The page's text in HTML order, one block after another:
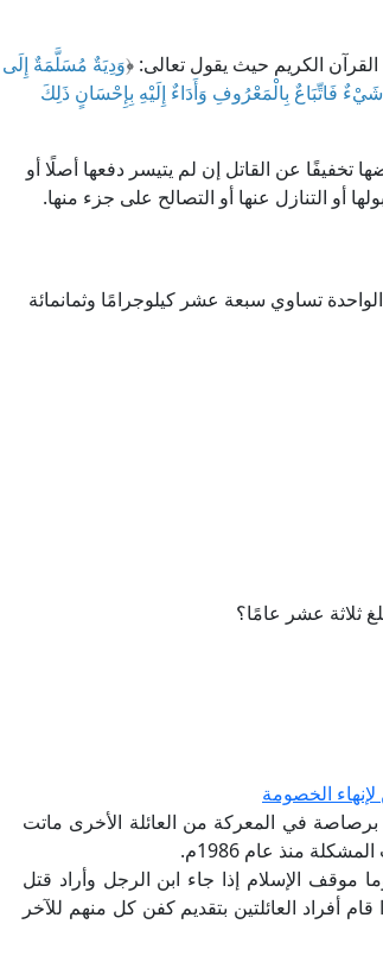
الكريم حيث يقول تعالى: ﴿وَدِيَةٌ مُسَلَّمَةٌ إِلَى
فَاتِّبَاعٌ بِالْمَعْرُوفِ وَأَدَاءٌ إِلَيْهِ بِإِحْسَانٍ ذَلِكَ
تخفيفًا عن القاتل إن لم يتيسر دفعها أصلًا أو
أو التنازل عنها أو التصالح على جزء منها.
تساوي سبعة عشر كيلوجرامًا وثمانمائة
ثلاثة عشر عامًا؟
الخصومة
برصاصة في المعركة من العائلة الأخرى ماتت
منذ عام 1986م.
موقف الإسلام إذا جاء ابن الرجل وأراد قتل
أفراد العائلتين بتقديم كفن كل منهم للآخر